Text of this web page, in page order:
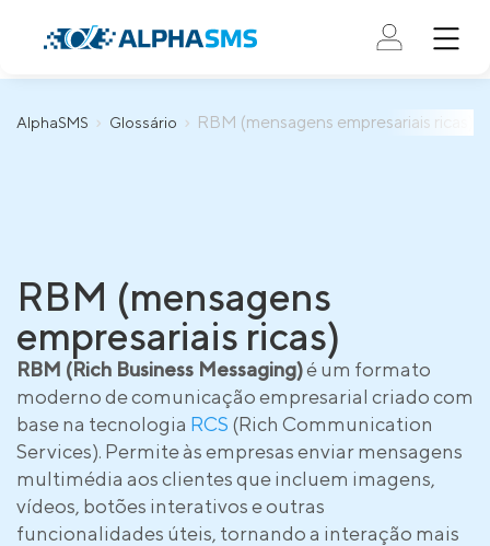
AlphaSMS Glossário RBM (mensagens empresariais ricas)
RBM (mensagens
empresariais ricas)
RBM (Rich Business Messaging)é um formato
moderno de comunicação empresarial criado com
base na tecnologia RCS (Rich Communication
Services). Permite às empresas enviar mensagens
multimédia aos clientes que incluem imagens,
vídeos, botões interativos e outras
funcionalidades úteis, tornando a interação mais